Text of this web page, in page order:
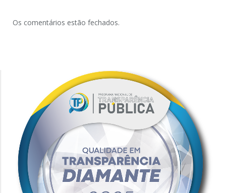
Os comentários estão fechados.